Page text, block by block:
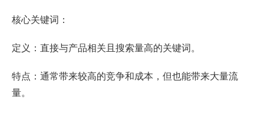
核心关键词：
定义：直接与产品相关且搜索量高的关键词。
特点：通常带来较高的竞争和成本，但也能带来大量流
量。